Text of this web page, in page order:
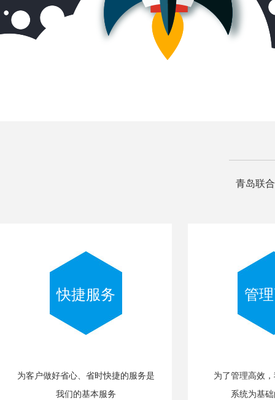
青岛联
快捷服务
为客户做好省心、省时快捷的服务是
我们的基本服务
管
为了管理高效
系统为基